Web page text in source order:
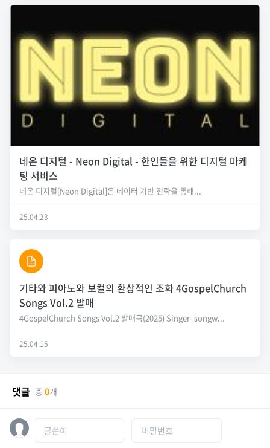
네온 디지털 - Neon Digital - 한인들을 위한 디지털 마케
팅 서비스
네온 디지털[Neon Digital]은 데이터 기반 전략을 통해...
25.04.23
​​​​​​​기타와 피아노와 보컬의 환상적인 조화 4GospelChurch
Songs Vol.2 발매
4GospelChurch Songs Vol.2 발매곡(2025) Singer–songw...
25.04.15
댓글 총 0개